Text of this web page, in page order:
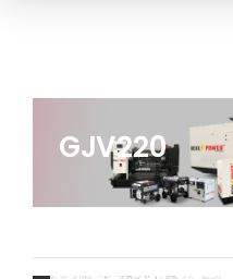
GJV220